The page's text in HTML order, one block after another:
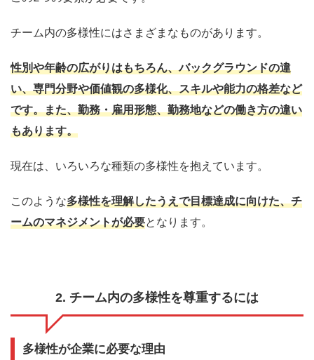
チーム内の多様性にはさまざまなものがあります。
性別や年齢の広がりはもちろん、バックグラウンドの違
い、専門分野や価値観の多様化、スキルや能力の格差など
です。また、勤務・雇用形態、勤務地などの働き方の違い
もあります。
現在は、いろいろな種類の多様性を抱えています。
このような多様性を理解したうえで目標達成に向けた、チ
ームのマネジメントが必要となります。
2. チーム内の多様性を尊重するには
多様性が企業に必要な理由